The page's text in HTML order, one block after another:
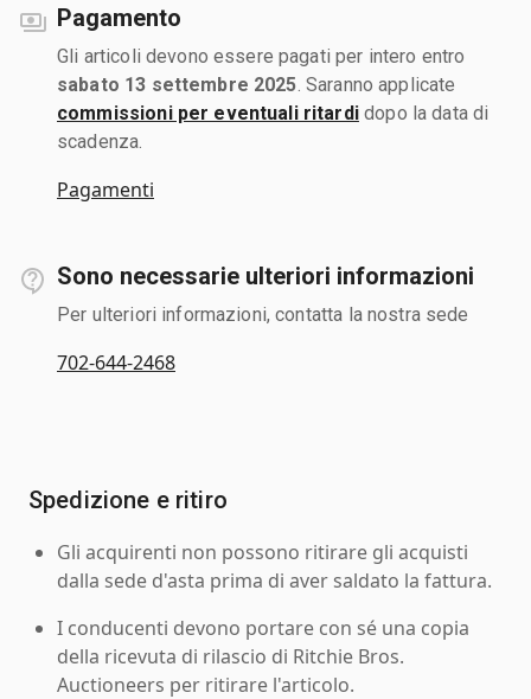
Pagamento
Gli articoli devono essere pagati per intero entro
sabato 13 settembre 2025 . Saranno applicate
commissioni per eventuali ritardidopo la data di
scadenza.
Pagamenti
Sono necessarie ulteriori informazioni
Per ulteriori informazioni, contatta la nostra sede
702-644-2468
Spedizione e ritiro
Gli acquirenti non possono ritirare gli acquisti
dalla sede d'asta prima di aver saldato la fattura.
I conducenti devono portare con sé una copia
della ricevuta di rilascio di Ritchie Bros.
Auctioneers per ritirare l'articolo.